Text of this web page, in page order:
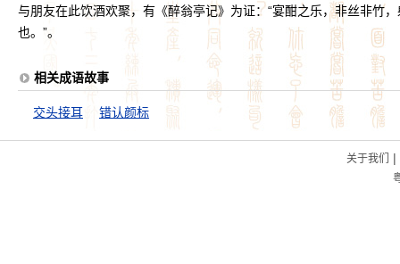
与朋友在此饮酒欢聚，有《醉翁亭记》为证：“宴酣之乐，非丝非竹
也。”。
相关成语故事
交头接耳 错认颜标
关于我们 |